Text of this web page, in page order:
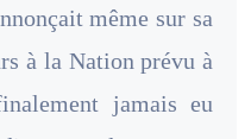
même sur sa
à la Nation prévu à
jamais eu